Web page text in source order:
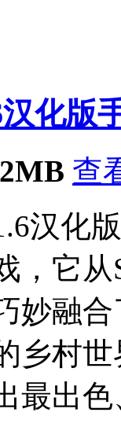
化版
查
汉化
，它
妙融
乡村
最出